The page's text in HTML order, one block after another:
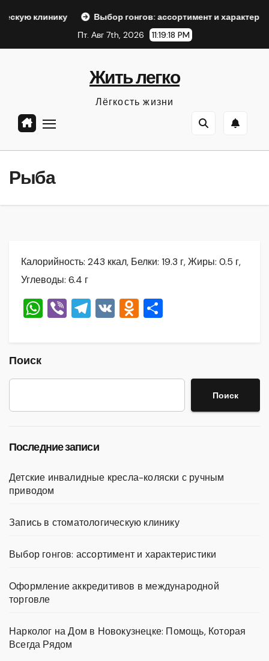
Выбор гонгов: ассортимент и характеристики
Пт. Авг 7th, 2026
11:19:19 PM
Жить легко
Лёгкость жизни
Рыба
Калорийность: 243 ккал, Белки: 19.3 г, Жиры: 0.5 г,
Углеводы: 6.4 г
W
A
p
Vi T
a
m
V O
kl
a
в
и
Поиск
Поиск
Последние записи
Детские инвалидные кресла-коляски с ручным
приводом
Запись в стоматологическую клинику
Выбор гонгов: ассортимент и характеристики
Оформление аккредитивов в международной
торговле
Нарколог на Дом в Новокузнецке: Помощь, Которая
Всегда Рядом